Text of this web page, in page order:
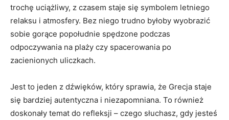
trochę uciążliwy, z​ czasem staje się symbolem letniego
relaksu i atmosfery. Bez niego trudno byłoby wyobrazić
sobie gorące ⁢popołudnie spędzone podczas
odpoczywania‍ na plaży czy spacerowania po
zacienionych uliczkach.
Jest to jeden z ​dźwięków, który sprawia, że Grecja staje
⁤się bardziej autentyczna i niezapomniana. To również
doskonały temat do refleksji – czego słuchasz,⁤ gdy jesteś